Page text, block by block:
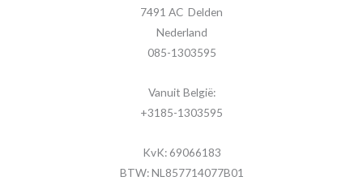
7491 AC Delden
Nederland
085-1303595
Vanuit België:
+3185-1303595
KvK: 69066183
BTW: NL857714077B01